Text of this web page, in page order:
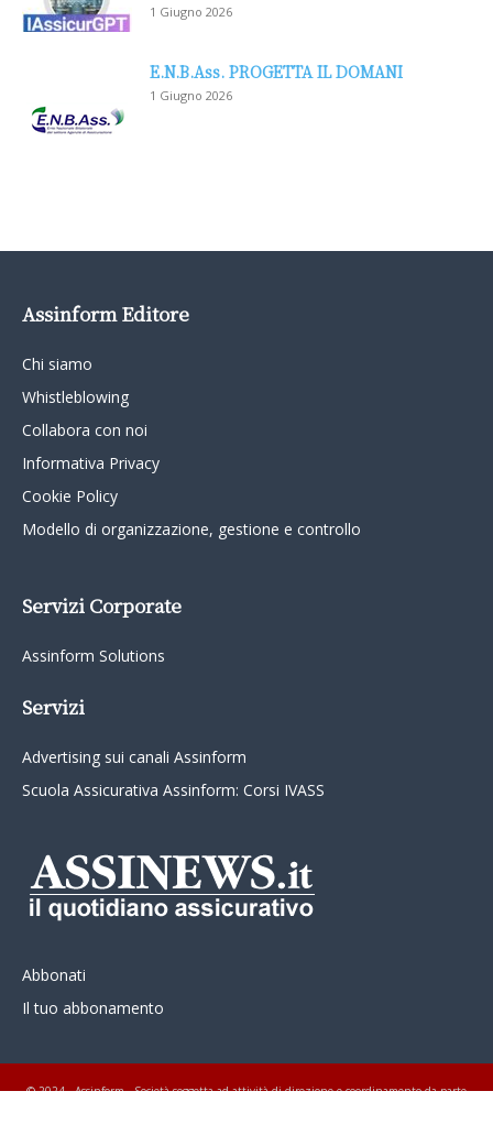
1 Giugno 2026
E.N.B.Ass. PROGETTA IL DOMANI
1 Giugno 2026
Assinform Editore
Chi siamo
Whistleblowing
Collabora con noi
Informativa Privacy
Cookie Policy
Modello di organizzazione, gestione e controllo
Servizi Corporate
Assinform Solutions
Servizi
Advertising sui canali Assinform
Scuola Assicurativa Assinform: Corsi IVASS
Abbonati
Il tuo abbonamento
© 2024 - Assinform - Società soggetta ad attività di direzione e coordinamento da parte